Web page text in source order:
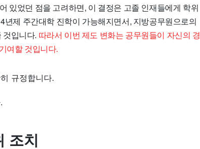
있었던 점을 고려하면, 이 결정은 고졸 인재들에게 학위
제 주간대학 진학이 가능해지면서, 지방공무원으로의
것입니다. 따라서 이번 제도 변화는 공무원들이 자신의 경
여할 것입니다.
규정합니다.
조치